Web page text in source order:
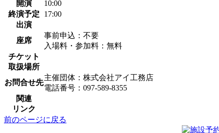
開演
10:00
終演予定
17:00
出演
座席
事前申込：不要
入場料・参加料：無料
チケット
取扱場所
お問合せ先
主催団体：株式会社アイ工務店
電話番号：097-589-8355
関連
リンク
前のページに戻る